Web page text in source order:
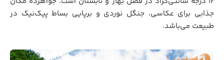
جذابی برای عکاسی، جنگل نوردی و برپایی بساط پیک‌نیک در
طبیعت می‌باشد.